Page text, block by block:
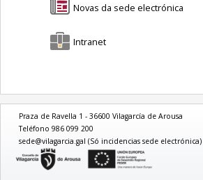
Novas da sede electrónica
Intranet
Praza de Ravella 1 - 36600 Vilagarcía de Arousa
Teléfono 986 099 200
sede@vilagarcia.gal (Só incidencias sede electrónica)